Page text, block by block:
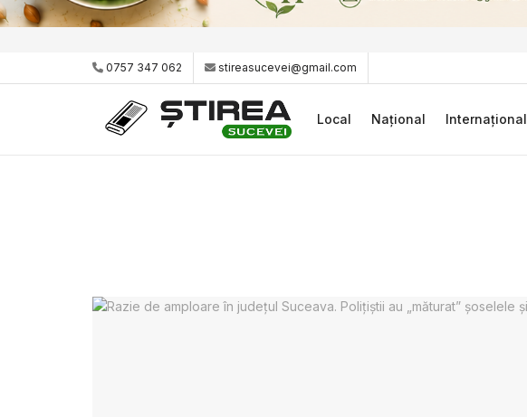
0757 347 062 stireasucevei@gmail.com
Local Național Internațional